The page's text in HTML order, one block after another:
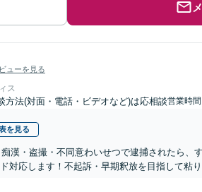
ューを見る
ス
方法(対面・電話・ビデオなど)は応相談営業時
を見る
痴漢・盗撮・不同意わいせつで逮捕されたら
対応します！不起訴・早期釈放を目指して粘り